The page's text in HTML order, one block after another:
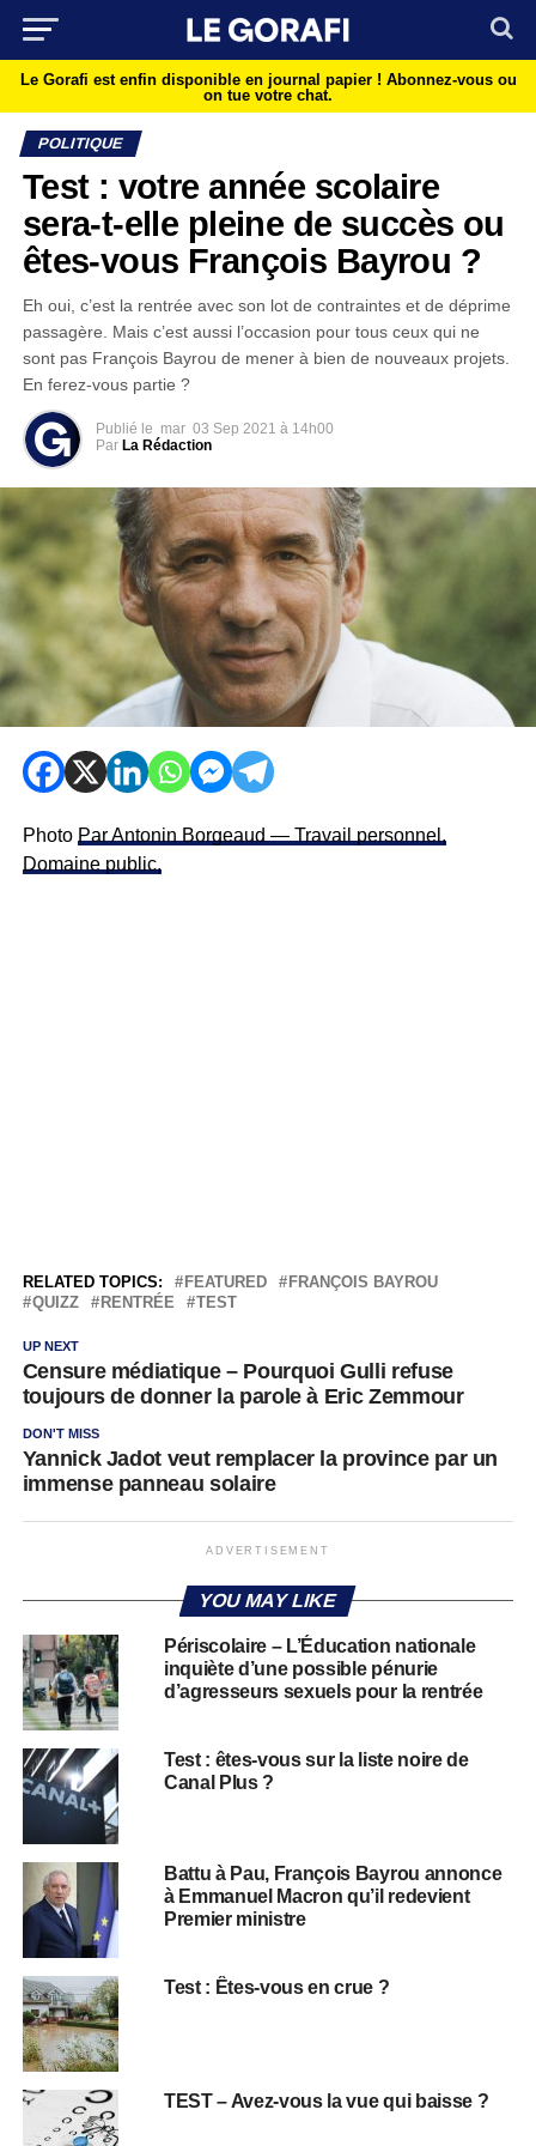
Le Gorafi est enfin disponible en journal papier ! Abonnez-vous ou
on tue votre chat.
POLITIQUE
Test : votre année scolaire
sera-t-elle pleine de succès ou
êtes-vous François Bayrou ?
Eh oui, c’est la rentrée avec son lot de contraintes et de déprime
passagère. Mais c’est aussi l’occasion pour tous ceux qui ne
sont pas François Bayrou de mener à bien de nouveaux projets.
En ferez-vous partie ?
Publié le mar 03 Sep 2021 à 14h00
Par La Rédaction
Photo Par Antonin Borgeaud — Travail personnel,
Domaine public,
RELATED TOPICS: FEATURED
FRANÇOIS BAYROU
QUIZZ
RENTRÉE TEST
UP NEXT
Censure médiatique – Pourquoi Gulli refuse
toujours de donner la parole à Eric Zemmour
DON'T MISS
Yannick Jadot veut remplacer la province par un
immense panneau solaire
ADVERTISEMENT
YOU MAY LIKE
Périscolaire – L’Éducation nationale
inquiète d’une possible pénurie
d’agresseurs sexuels pour la rentrée
Test : êtes-vous sur la liste noire de
Canal Plus ?
Battu à Pau, François Bayrou annonce
à Emmanuel Macron qu’il redevient
Premier ministre
Test : Êtes-vous en crue ?
TEST – Avez-vous la vue qui baisse ?